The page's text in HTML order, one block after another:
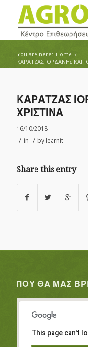
You are here: Home /
ΚΑΡΑΤΖΑΣ ΙΟΡΔΑΝΗΣ
ΚΑΡΑΤΖΑΣ
ΧΡΙΣΤΙΝΑ
16/10/2018
/ in / by learnit
Share this entry
ΠΟΥ ΘΑ ΜΑΣ
This page can't